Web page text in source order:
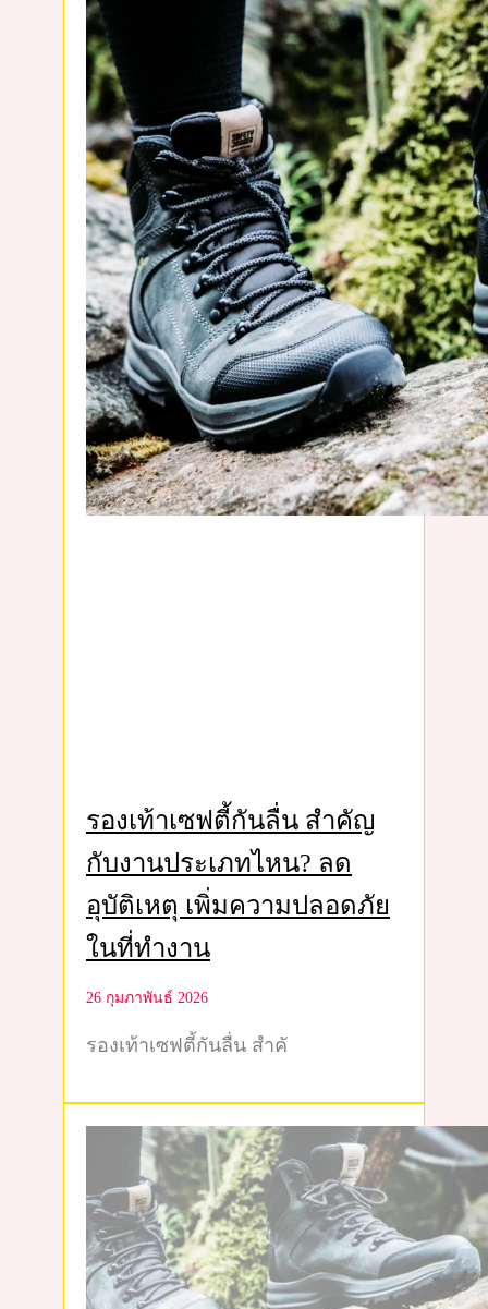
รองเท้าเซฟตี้กันลื่น สำคัญ
กับงานประเภทไหน? ลด
อุบัติเหตุ เพิ่มความปลอดภัย
ในที่ทำงาน
26 กุมภาพันธ์ 2026
รองเท้าเซฟตี้กันลื่น สำคั